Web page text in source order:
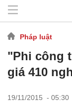
Pháp luật
"Phi công
giá 410
19/11/2015 - 05:30